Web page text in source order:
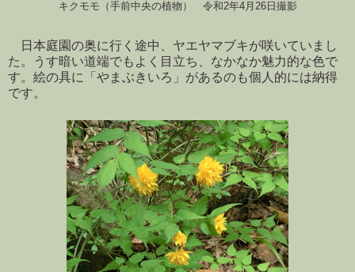
キクモモ（手前中央の植物） 令和2年4月26日撮影
日本庭園の奥に行く途中、ヤエヤマブキが咲いていまし
た。うす暗い道端でもよく目立ち、なかなか魅力的な色で
す。絵の具に「やまぶきいろ」があるのも個人的には納得
です。